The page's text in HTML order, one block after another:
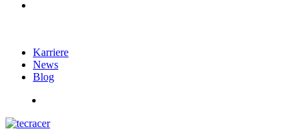
Karriere
News
Blog